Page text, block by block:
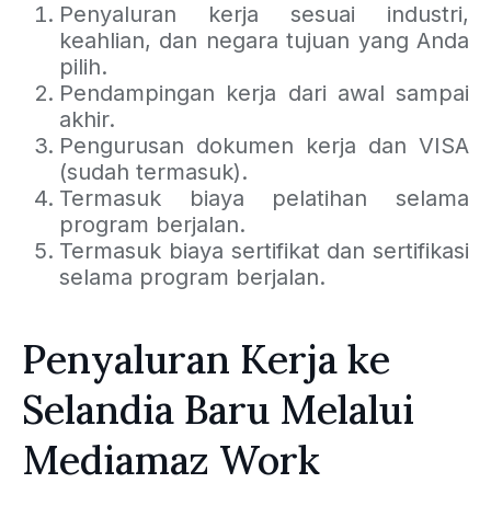
Penyaluran kerja sesuai industri,
keahlian, dan negara tujuan yang Anda
pilih.
Pendampingan kerja dari awal sampai
akhir.
Pengurusan dokumen kerja dan VISA
(sudah termasuk).
Termasuk biaya pelatihan selama
program berjalan.
Termasuk biaya sertifikat dan sertifikasi
selama program berjalan.
Penyaluran Kerja ke
Selandia Baru Melalui
Mediamaz Work